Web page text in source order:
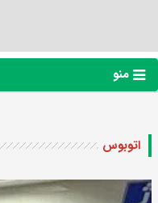
منو
اتوبوس